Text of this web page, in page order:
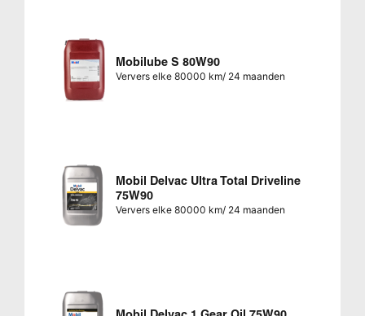
Mobilube S 80W90
Ververs elke 80000 km/ 24 maanden
Mobil Delvac Ultra Total Driveline
75W90
Ververs elke 80000 km/ 24 maanden